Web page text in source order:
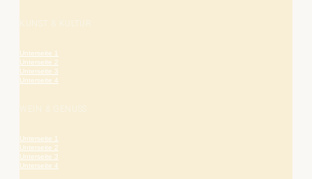
Unterseite 1
Unterseite 2
Unterseite 3
Unterseite 4
Unterseite 1
Unterseite 2
Unterseite 3
Unterseite 4